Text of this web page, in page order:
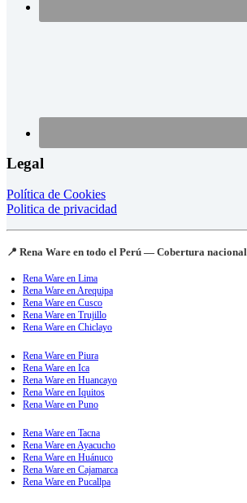
Legal
Política de Cookies
Politica de privacidad
📍 Rena Ware en todo el Perú — Cobertura nacional
Rena Ware en Lima
Rena Ware en Arequipa
Rena Ware en Cusco
Rena Ware en Trujillo
Rena Ware en Chiclayo
Rena Ware en Piura
Rena Ware en Ica
Rena Ware en Huancayo
Rena Ware en Iquitos
Rena Ware en Puno
Rena Ware en Tacna
Rena Ware en Ayacucho
Rena Ware en Huánuco
Rena Ware en Cajamarca
Rena Ware en Pucallpa